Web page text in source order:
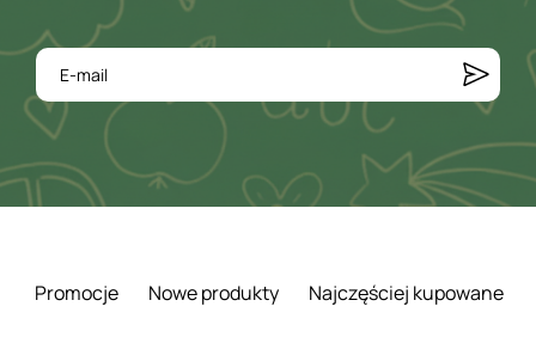
Promocje Nowe produkty
Najczęściej kupowane